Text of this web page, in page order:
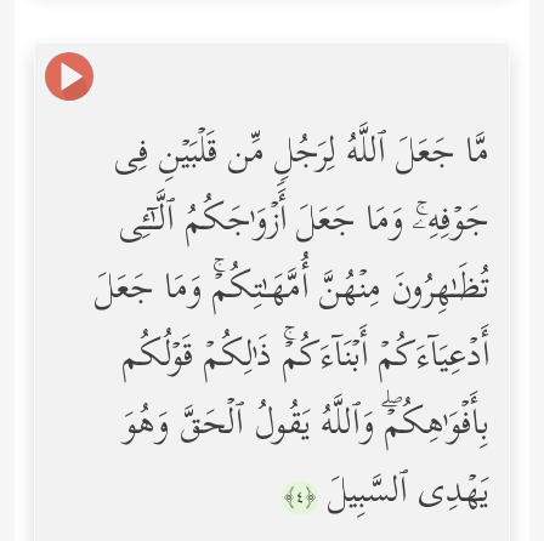
مَّا جَعَلَ ٱللَّهُ لِرَجُلࣲ مِّن قَلۡبَیۡنِ فِی
جَوۡفِهِۦۚ وَمَا جَعَلَ أَزۡوَ ٰ⁠جَكُمُ ٱلَّـٰۤـِٔی
تُظَـٰهِرُونَ مِنۡهُنَّ أُمَّهَـٰتِكُمۡۚ وَمَا جَعَلَ
أَدۡعِیَاۤءَكُمۡ أَبۡنَاۤءَكُمۡۚ ذَ ٰ⁠لِكُمۡ قَوۡلُكُم
بِأَفۡوَ ٰ⁠هِكُمۡۖ وَٱللَّهُ یَقُولُ ٱلۡحَقَّ وَهُوَ
یَهۡدِی ٱلسَّبِیلَ ﴿٤﴾